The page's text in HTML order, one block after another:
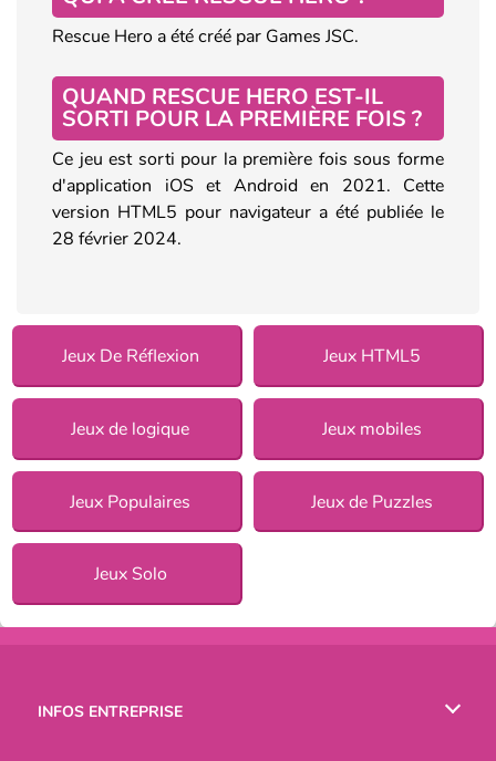
Rescue Hero a été créé par Games JSC.
QUAND RESCUE HERO EST-IL
SORTI POUR LA PREMIÈRE FOIS ?
Ce jeu est sorti pour la première fois sous forme
d'application iOS et Android en 2021. Cette
version HTML5 pour navigateur a été publiée le
28 février 2024.
Jeux De Réflexion Jeux HTML5
Jeux de logique Jeux mobiles
Jeux Populaires Jeux de Puzzles
Jeux Solo
INFOS ENTREPRISE